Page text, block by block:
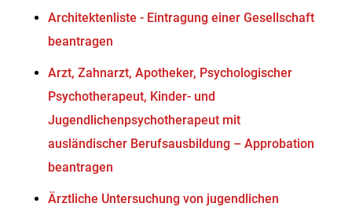
Architektenliste - Eintragung einer Gesellschaft
beantragen
Arzt, Zahnarzt, Apotheker, Psychologischer
Psychotherapeut, Kinder- und
Jugendlichenpsychotherapeut mit
ausländischer Berufsausbildung – Approbation
beantragen
Ärztliche Untersuchung von jugendlichen